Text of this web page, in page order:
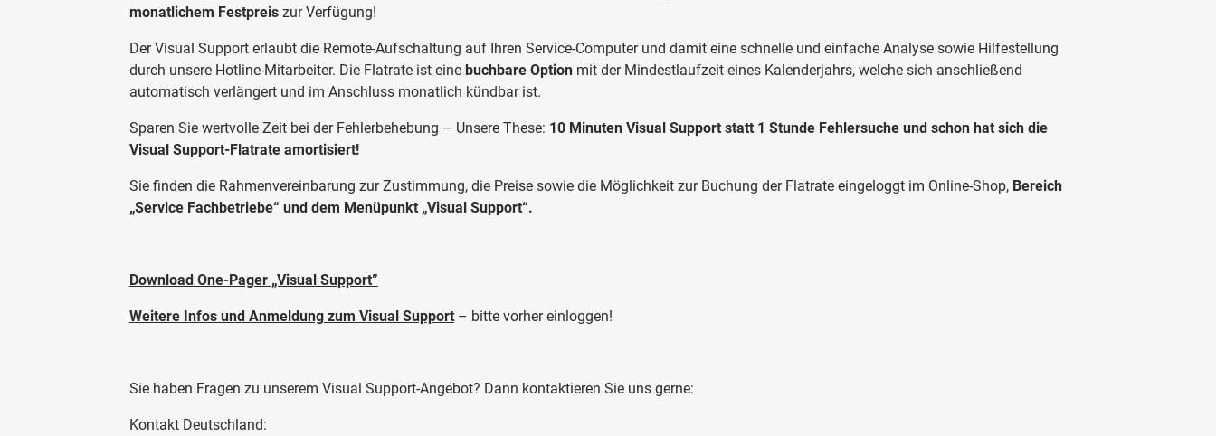
monatlichem Festpreiszur Verfügung!
Der Visual Support erlaubt die Remote-Aufschaltung auf Ihren Service-Computer und damit eine schnelle und einfache Analyse sowie Hilfestellung
durch unsere Hotline-Mitarbeiter. Die Flatrate ist eine buchbare Optionmit der Mindestlaufzeit eines Kalenderjahrs, welche sich anschließend
automatisch verlängert und im Anschluss monatlich kündbar ist.
Sparen Sie wertvolle Zeit bei der Fehlerbehebung – Unsere These: 10 Minuten Visual Support statt 1 Stunde Fehlersuche und schon hat sich die
Visual Support-Flatrate amortisiert!
Sie finden die Rahmenvereinbarung zur Zustimmung, die Preise sowie die Möglichkeit zur Buchung der Flatrate eingeloggt im Online-Shop, Bereich
„Service Fachbetriebe“ und dem Menüpunkt „Visual Support“.
Download One-Pager „Visual Support”
Weitere Infos und Anmeldung zum Visual Support– bitte vorher einloggen!
Sie haben Fragen zu unserem Visual Support-Angebot? Dann kontaktieren Sie uns gerne:
Kontakt Deutschland: